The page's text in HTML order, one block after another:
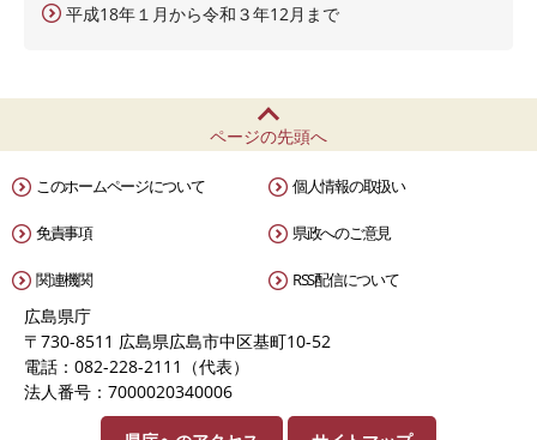
平成18年１月から令和３年12月まで
ページの先頭へ
このホームページについて 個人情報の取扱い
免責事項 県政へのご意見
関連機関 RSS配信について
広島県庁
〒730-8511 広島県広島市中区基町10-52
電話：082-228-2111（代表）
法人番号：7000020340006